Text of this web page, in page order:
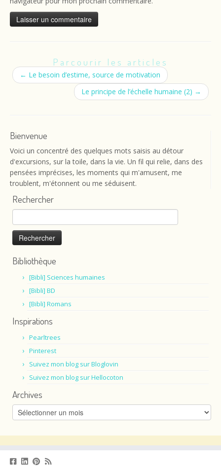
Parcourir les articles
← Le besoin d’estime, source de motivation
Le principe de l’échelle humaine (2) →
Bienvenue
Voici un concentré des quelques mots saisis au détour
d'excursions, sur la toile, dans la vie. Un fil qui relie, dans des
pensées imprécises, les moments qui m'amusent, me
troublent, m'étonnent ou me séduisent.
Rechercher
Rechercher :
Bibliothèque
[Bibli] Sciences humaines
[Bibli] BD
[Bibli] Romans
Inspirations
Pearltrees
Pinterest
Suivez mon blog sur Bloglovin
Suivez mon blog sur Hellocoton
Archives
Archives